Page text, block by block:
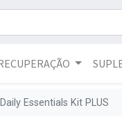
Daily Essentials Kit PLUS